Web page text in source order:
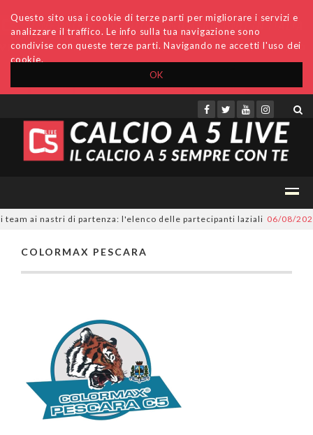
OK
Questo sito usa i cookie di terze parti per migliorare i servizi e
analizzare il traffico. Le info sulla tua navigazione sono
condivise con queste terze parti. Navigando ne accetti l'uso dei
cookie.
Accedi Archivio Invio comunicati Redazione
ai nastri di partenza: l'elenco delle partecipanti laziali 06/08/2026
COLORMAX PESCARA